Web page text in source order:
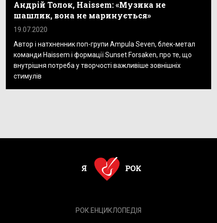
Андрій Толок, Haissem: «Музика не
шашлик, вона не маринується»
19.07.2020
Автор і натхненник поп-групи Ampula Seven, блек-метал
команди Haissem і формації Sunset Forsaken, про те, що
внутрішня потреба у творчості важливіше зовнішніх
стимулів
РОК.ЕНЦИКЛОПЕДІЯ